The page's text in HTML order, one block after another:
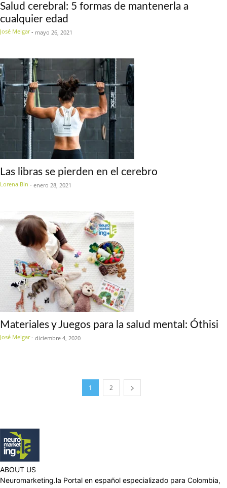
Salud cerebral: 5 formas de mantenerla a
cualquier edad
José Melgar - mayo 26, 2021
Las libras se pierden en el cerebro
Lorena Bin - enero 28, 2021
Materiales y Juegos para la salud mental: Óthisi
José Melgar - diciembre 4, 2020
1 2
ABOUT US
Neuromarketing.la Portal en español especializado para Colombia,